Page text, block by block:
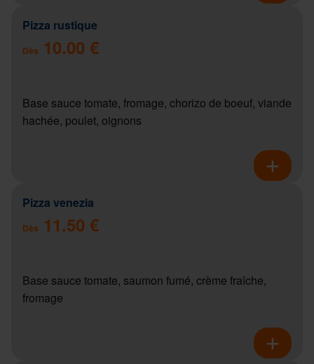
Pizza rustique
Dès 10.00 €
Base sauce tomate, fromage, chorizo de boeuf, viande
hachée, poulet, oignons
Pizza venezia
Dès 11.50 €
Base sauce tomate, saumon fumé, crème fraîche,
fromage